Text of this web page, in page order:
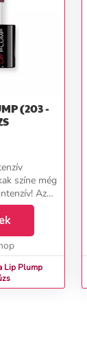
(203 -
színe még
Az
és
Lip Plump
RED) Rúzs